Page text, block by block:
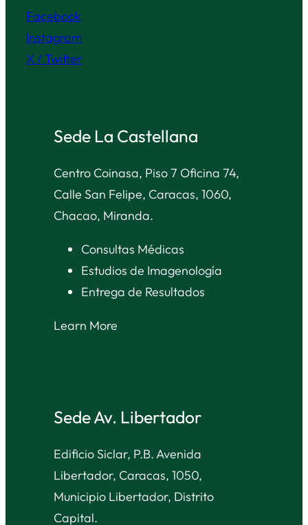
Facebook
Instagram
X / Twitter
Sede La Castellana
Centro Coinasa, Piso 7 Oficina 74,
Calle San Felipe, Caracas, 1060,
Chacao, Miranda.
Consultas Médicas
Estudios de Imagenología
Entrega de Resultados
Learn More
Sede Av. Libertador
Edificio Siclar, P.B. Avenida
Libertador, Caracas, 1050,
Municipio Libertador, Distrito
Capital.